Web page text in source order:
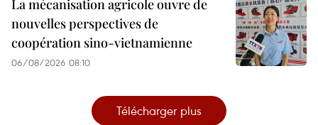
La mécanisation agricole ouvre de
nouvelles perspectives de
coopération sino-vietnamienne
06/08/2026 08:10
Télécharger plus